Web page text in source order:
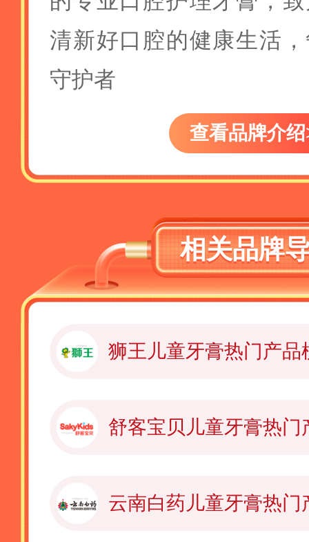
清新好口腔的健康生活
守护者
查看品牌介绍
相关品牌
狮王儿童牙膏热门产品
舒客宝贝儿童牙膏热门
云南白药儿童牙膏热门